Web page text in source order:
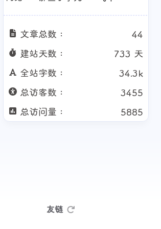
文章总数 :
44
建站天数 :
733 天
全站字数 :
34.3k
总访客数 :
3455
总访问量 :
5885
友链